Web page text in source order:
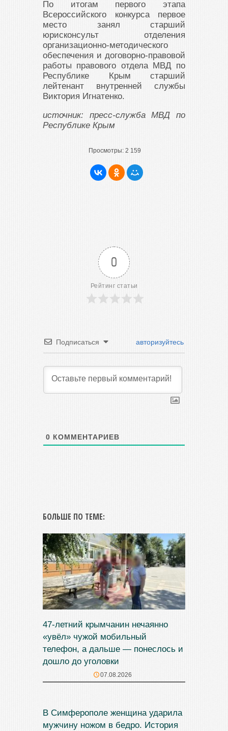
По итогам первого этапа
Всероссийского конкурса первое
место занял старший
юрисконсульт отделения
организационно-методического
обеспечения и договорно-правовой
работы правового отдела МВД по
Республике Крым старший
лейтенант внутренней службы
Виктория Игнатенко.
источник: пресс-служба МВД по
Республике Крым
Просмотры: 2 159
0
Рейтинг статьи
Подписаться авторизуйтесь
0 КОММЕНТАРИЕВ
БОЛЬШЕ ПО ТЕМЕ:
47‑летний крымчанин нечаянно
«увёл» чужой мобильный
телефон, а дальше — понеслось и
дошло до уголовки
07.08.2026
В Симферополе женщина ударила
мужчину ножом в бедро. История